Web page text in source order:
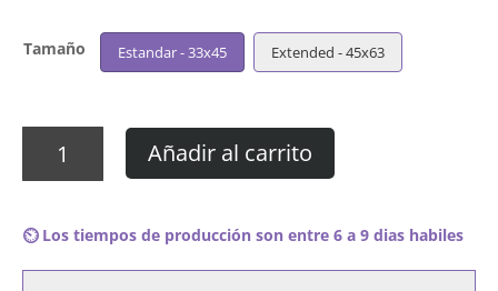
Tamaño Estandar - 33x45 Extended - 45x63
G.I.
Blues
Añadir al carrito
⏲️ Los tiempos de producción son entre 6 a 9 dias habiles